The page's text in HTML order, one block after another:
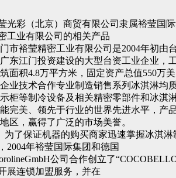
光彩（北京）商贸有限公司隶属裕莹国
工业有限公司的相关产品
市裕莹精密工业有限公司是2004年初由
东江门投资建设的大型台资工业企业，
面积4.8万平方米，固定资产总值550万
业技术合作专业制造销售系列冰淇淋均
柜等制冷设备及相关精密零部件和冰淇
完美、领先于行业的世界先进水平，产
区，赢得了广泛的市场美誉。
了保证机器的购买商家迅速掌握冰淇淋
2004年裕莹国际集团和德国
公司合作创立了
展连锁加盟服务，并在